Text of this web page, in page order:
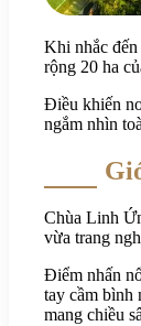
Khi nhắc đến
rộng 20 ha
Điều khiến
ngắm nhìn
Chùa Linh
vừa trang
Điểm nhấn
tay cầm bình
mang chiều